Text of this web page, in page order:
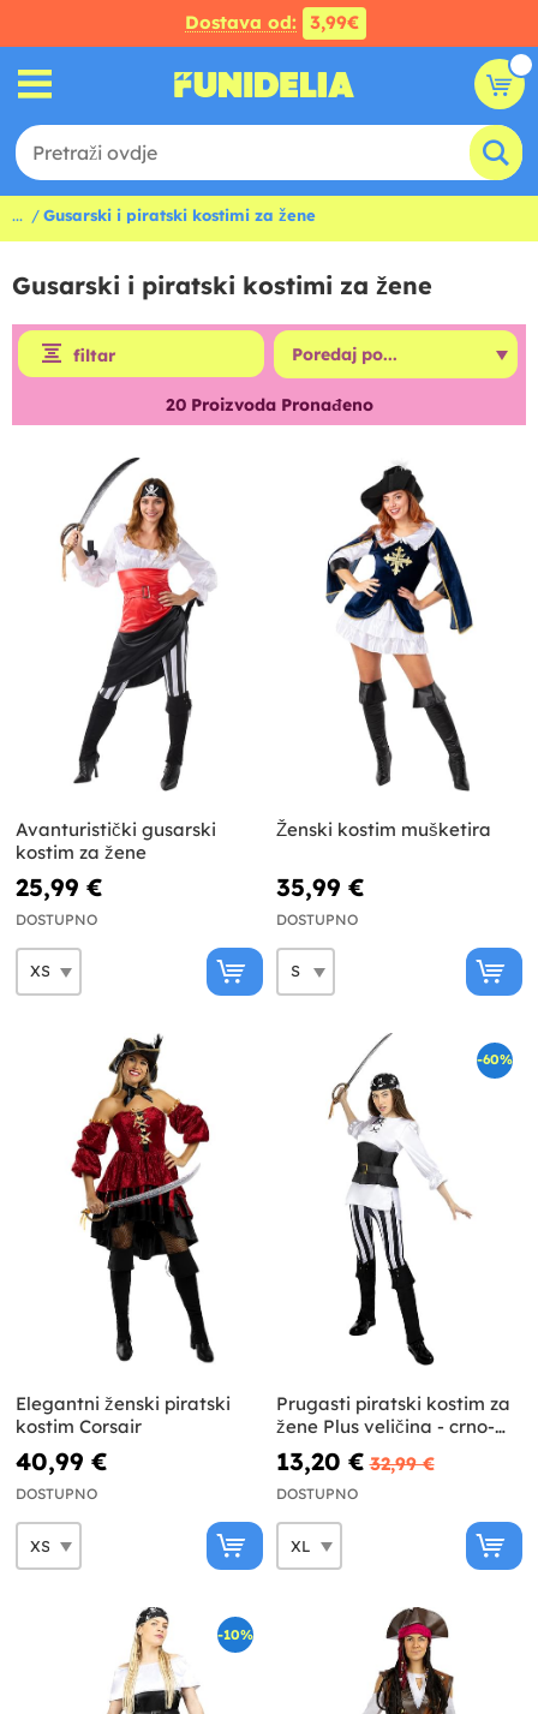
Dostava od: 3,99€
... Gusarski i piratski kostimi za žene
Gusarski i piratski kostimi za žene
filtar
20Proizvoda Pronađeno
Avanturistički gusarski
kostim za žene
25,99 €
DOSTUPNO
Ženski kostim mušketira
35,99 €
DOSTUPNO
Elegantni ženski piratski
kostim Corsair
40,99 €
DOSTUPNO
-60%
Prugasti piratski kostim za
žene Plus veličina - crno-
bijela kolekcija
13,20 € 32,99 €
DOSTUPNO
-10%